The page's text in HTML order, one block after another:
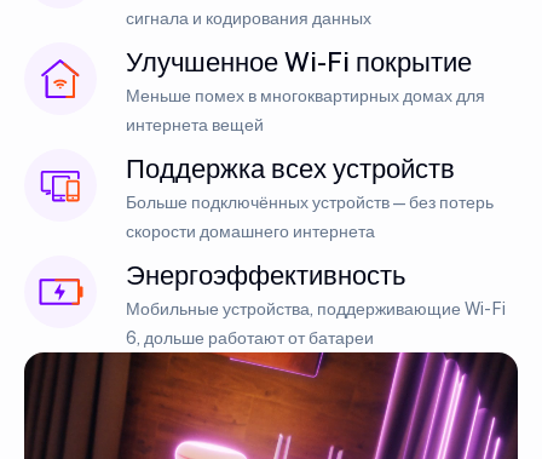
сигнала и кодирования данных
Улучшенное Wi-Fi покрытие
Меньше помех в многоквартирных домах для
интернета вещей
Поддержка всех устройств
Больше подключённых устройств — без потерь
скорости домашнего интернета
Энергоэффективность
Мобильные устройства, поддерживающие Wi-Fi
6, дольше работают от батареи